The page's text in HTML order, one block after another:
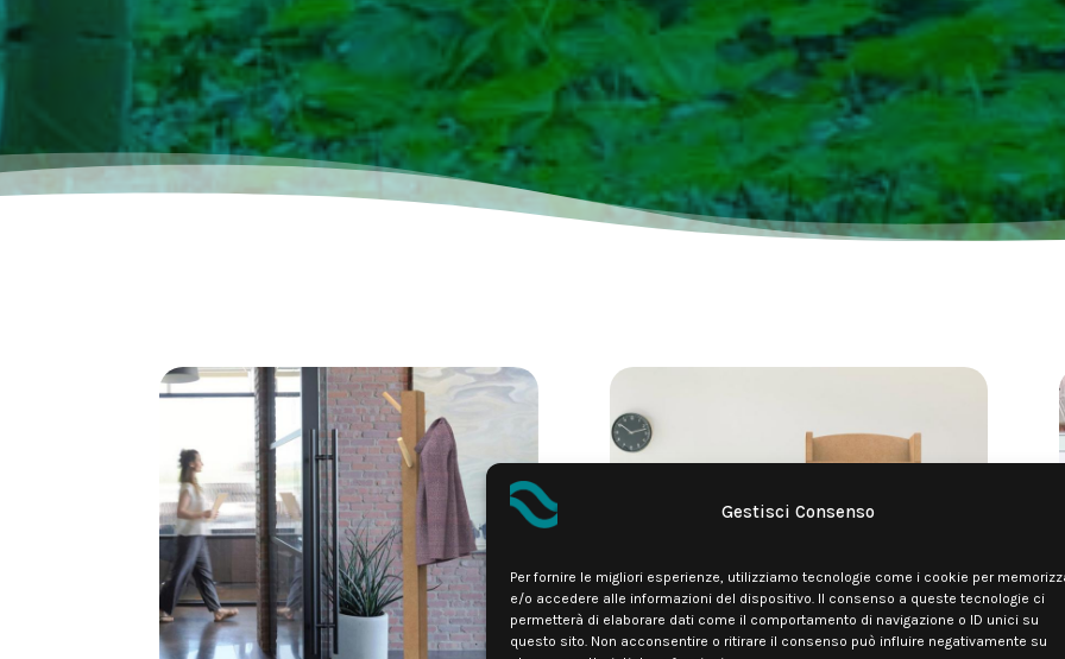
Gestisci Consenso
Per fornire le migliori esperienze, utilizziamo tecnologie come i cookie per
e/o accedere alle informazioni del dispositivo. Il consenso a queste tecnologie ci
permetterà di elaborare dati come il comportamento di navigazione o ID unici su
questo sito. Non acconsentire o ritirare il consenso può influire negativamente su